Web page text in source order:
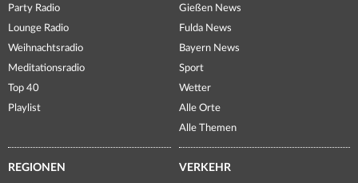
Party Radio
Lounge Radio
Weihnachtsradio
Meditationsradio
Top 40
Playlist
Gießen News
Fulda News
Bayern News
Sport
Wetter
Alle Orte
Alle Themen
REGIONEN VERKEHR